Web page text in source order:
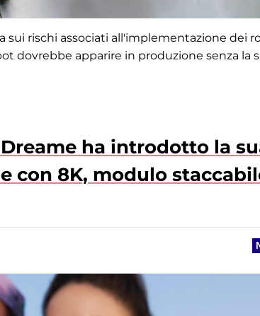
sui rischi associati all'implementazione dei
dovrebbe apparire in produzione senza la
ha introdotto la
con 8K, modulo